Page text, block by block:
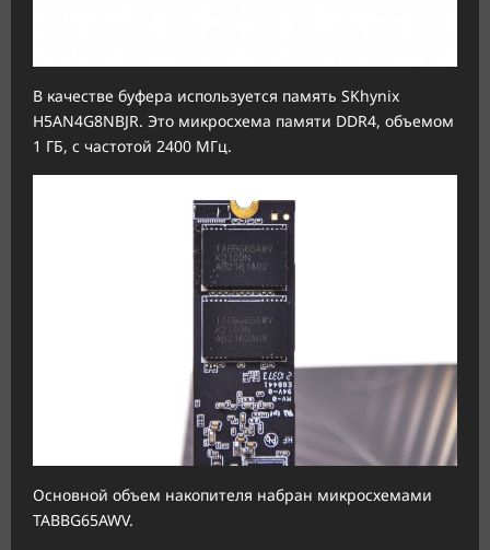
В качестве буфера используется память SKhynix
H5AN4G8NBJR. Это микросхема памяти DDR4, объемом
1 ГБ, с частотой 2400 МГц.
Основной объем накопителя набран микросхемами
TABBG65AWV.